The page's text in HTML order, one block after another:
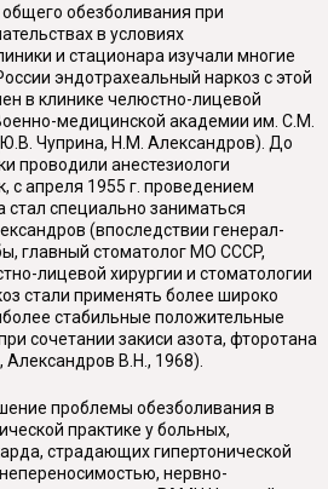
обезболивания при
в условиях
и стационара изучали многие
эндотрахеальный наркоз с этой
в клинике челюстно-лицевой
медицинской академии им. С.М.
Чуприна, Н.М. Александров). До
проводили анестезиологи
с апреля 1955 г. проведением
стал специально заниматься
(впоследствии генерал-
главный стоматолог МО CCСP,
лицевой хирургии и стоматологии
стали применять более широко
стабильные положительные
сочетании закиси азота, фторотана
В.Н., 1968).
проблемы обезболивания в
практике у больных,
страдающих гипертонической
нервно-